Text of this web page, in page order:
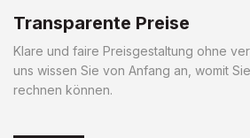
Transparente Preise
Klare und faire Preisgestaltung ohne
uns wissen Sie von Anfang an, womit
rechnen können.